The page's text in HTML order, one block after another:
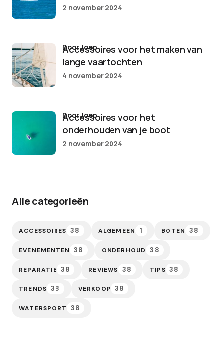
2 november 2024
Accessoires voor het maken van
lange vaartochten
door Joep
4 november 2024
Accessoires voor het
onderhouden van je boot
door Joep
2 november 2024
Alle categorieën
ACCESSOIRES 38 ALGEMEEN 1 BOTEN 38
EVENEMENTEN 38 ONDERHOUD 38
REPARATIE 38 REVIEWS 38 TIPS 38
TRENDS 38 VERKOOP 38
WATERSPORT 38